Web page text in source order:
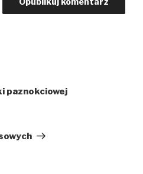
paznokciowej